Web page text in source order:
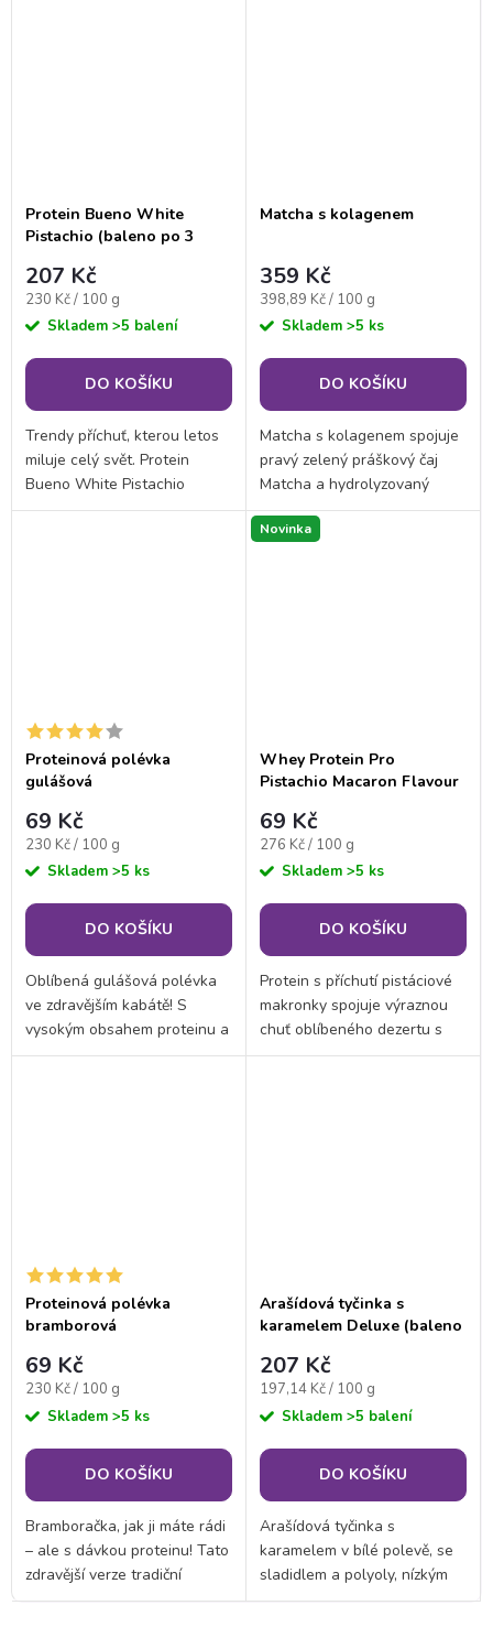
Protein Bueno White
Pistachio (baleno po 3
207 Kč
Měrná
cena:
230 Kč / 100 g
Skladem >5 balení
DO KOŠÍKU
Trendy příchuť, kterou letos
miluje celý svět. Protein
Bueno White Pistachio
spojuje křupavou oplatku,
Matcha s kolagenem
359 Kč
Měrná
cena:
398,89 Kč / 100 g
Skladem >5 ks
DO KOŠÍKU
Matcha s kolagenem spojuje
pravý zelený práškový čaj
Matcha a hydrolyzovaný
kolagen v jednom doplňku
stravy. Je vhodná pro
Proteinová polévka
gulášová
69 Kč
Měrná
cena:
230 Kč / 100 g
Skladem >5 ks
DO KOŠÍKU
Oblíbená gulášová polévka
ve zdravějším kabátě! S
vysokým obsahem proteinu a
vlákniny vás spolehlivě
Novinka
Whey Protein Pro
Pistachio Macaron Flavour
69 Kč
Měrná
cena:
276 Kč / 100 g
Skladem >5 ks
DO KOŠÍKU
Protein s příchutí pistáciové
makronky spojuje výraznou
chuť oblíbeného dezertu s
kvalitním syrovátkovým
Proteinová polévka
bramborová
69 Kč
Měrná
cena:
230 Kč / 100 g
Skladem >5 ks
DO KOŠÍKU
Bramboračka, jak ji máte rádi
– ale s dávkou proteinu! Tato
zdravější verze tradiční
polévky je skvělá pro
Arašídová tyčinka s
karamelem Deluxe (baleno
207 Kč
Měrná
cena:
197,14 Kč / 100 g
Skladem >5 balení
DO KOŠÍKU
Arašídová tyčinka s
karamelem v bílé polevě, se
sladidlem a polyoly, nízkým
obsahem cukru a vysokým